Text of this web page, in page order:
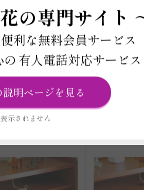
ケ 高級バラのオリ
ケ（Sサイズ アプ
格 11,000円
・税込み ※一部除く）
商品コード:
花束・ブー
ジナルブー
イズ）
（全国配送料
の専門サイト
便利な無料会員サービス
有人電話対応サービス
明ページを見る
示されません